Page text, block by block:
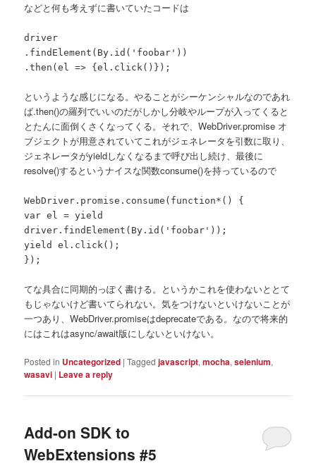
などと何も考えずに書いていたコードは
driver
.findElement(By.id('foobar'))
.then(el => {el.click()});
というような感じになる。やることがシーケンシャルなのであれ
ば.then()の羅列でいいのだがしかし分岐やループが入ってくると
とたんに面倒くさくなってくる。それで、WebDriver.promise オ
ブジェクトが用意されていてこれがジェネレータを引数に取り、
ジェネレータがyieldしなくなるまで呼び出し続け、最後に
resolve()するというナイスな関数consume()を持っているので
WebDriver.promise.consume(function*() {
var el = yield
driver.findElement(By.id('foobar'));
yield el.click();
});
てな具合に同期的っぽく書ける。というかこれを使わないととて
もじゃないけど書いてられない。気をつけないといけないことが
一つあり、WebDriver.promiseはdeprecateである。なので将来的
にはこれはasync/await版にしないといけない。
Posted in Uncategorized |Tagged javascript,mocha,selenium,
wasavi | Leave a reply
Add-on SDK to
WebExtensions #5